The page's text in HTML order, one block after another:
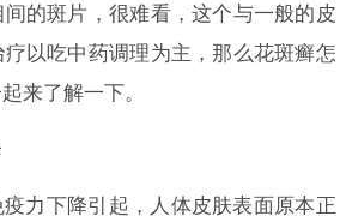
的斑片，很难看，这个与一般的皮
以吃中药调理为主，那么花斑癣怎
来了解一下。
力下降引起，人体皮肤表面原本正